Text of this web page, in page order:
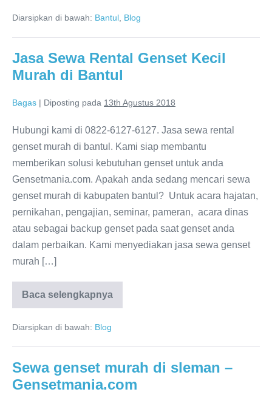
Diarsipkan di bawah: Bantul Blog
Jasa Sewa Rental Genset Kecil
Murah di Bantul
Bagas | Diposting pada 13th Agustus 2018
Hubungi kami di 0822-6127-6127. Jasa sewa rental
genset murah di bantul. Kami siap membantu
memberikan solusi kebutuhan genset untuk anda
Gensetmania.com. Apakah anda sedang mencari sewa
genset murah di kabupaten bantul? Untuk acara hajatan,
pernikahan, pengajian, seminar, pameran, acara dinas
atau sebagai backup genset pada saat genset anda
dalam perbaikan. Kami menyediakan jasa sewa genset
murah […]
Baca selengkapnya
Diarsipkan di bawah: Blog
Sewa genset murah di sleman –
Gensetmania.com